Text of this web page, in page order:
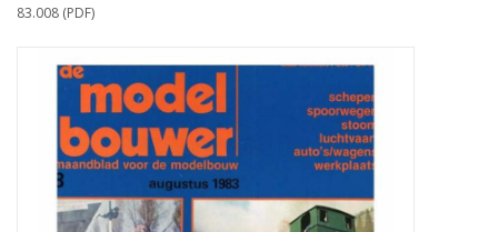
Landschaft
Maschinen
Dokumentation
Zeitschriften
83.008 (PDF)